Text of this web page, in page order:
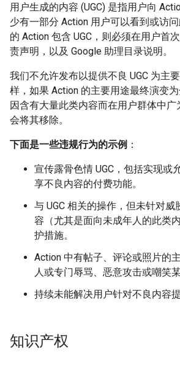
用户生成的内容 (UGC) 是指用户向
少有一部分 Action 用户可以看到或访
的 Action 包含 UGC，则必须在用户首
责声明，以及 Google 助理目录说明。
我们不允许发布以提供不良 UGC 为主
样，如果 Action 的主要用途最终演变
因含有大量此类内容而在用户群体中广
会将其移除。
下面是一些违规行为的示例 ：
宣传露骨色情 UGC，包括实现或
享不良内容的付费功能。
与 UGC 相关的操作，但未针对
容（尤其是面向未成年人的此类
护措施。
Action 中有帖子、评论或照片的
人或专门辱骂、恶意攻击或嘲笑某
持续未能解决用户针对不良内容
知识产权